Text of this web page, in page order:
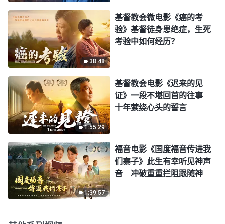
38:48
基督教会微电影《癌的考
验》基督徒身患绝症，生死
考验中如何经历？
1:55:29
基督教会电影《迟来的见
证》一段不堪回首的往事
十年萦绕心头的誓言
1:39:57
福音电影《国度福音传进我
们寨子》此生有幸听见神声
音 冲破重重拦阻跟随神